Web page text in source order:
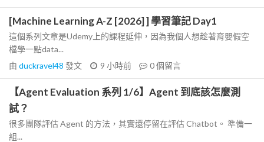
[Machine Learning A-Z [2026] ] 學習筆記 Day1
這個系列文章是Udemy上的課程延伸，因為我個人想趁著育嬰假空
檔學一點data...
由 duckravel48 發文 9 小時前 0個留言
【Agent Evaluation 系列 1/6】Agent 到底該怎麼測
試？
很多團隊評估 Agent 的方法，其實還停留在評估 Chatbot。 準備一
組...